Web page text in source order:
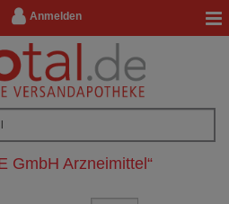
Anmelden
GmbH Arzneimittel “